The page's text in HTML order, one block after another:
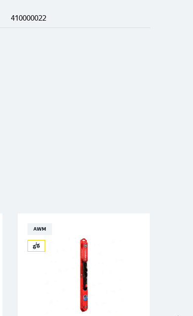
410000022
AWM